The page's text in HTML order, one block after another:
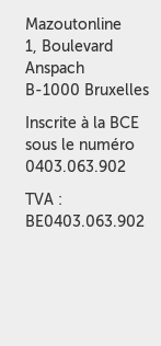
Mazoutonline
1, Boulevard
Anspach
B-1000 Bruxelles
Inscrite à la BCE
sous le numéro
0403.063.902
TVA :
BE0403.063.902